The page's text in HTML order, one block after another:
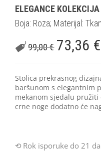
ELEGANCE KOLEKCIJA
Boja: Roza; Materijal:
99,00€ 73,36 €
Stolica prekrasnog
baršunom s elegantnim
mekanom sjedalu pružiti
crne noge dodatno će
Rok isporuke do 21